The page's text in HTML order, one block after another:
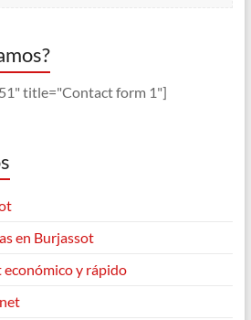
title="Contact form 1"]
en Burjassot
y rápido